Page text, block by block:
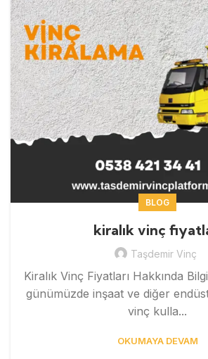
BLOG
kiralık vinç
Taşdemir Vinç
Kiralık Vinç Fiyatları Hakkında
günümüzde inşaat ve diğer
vinç kulla...
OKUMAYA DEVAM